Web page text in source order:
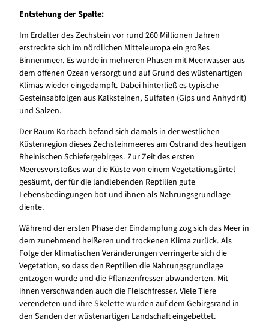
Entstehung der Spalte:
Im Erdalter des Zechstein vor rund 260 Millionen Jahren
erstreckte sich im nördlichen Mitteleuropa ein großes
Binnenmeer. Es wurde in mehreren Phasen mit Meerwasser aus
dem offenen Ozean versorgt und auf Grund des wüstenartigen
Klimas wieder eingedampft. Dabei hinterließ es typische
Gesteinsabfolgen aus Kalksteinen, Sulfaten (Gips und Anhydrit)
und Salzen.
Der Raum Korbach befand sich damals in der westlichen
Küstenregion dieses Zechsteinmeeres am Ostrand des heutigen
Rheinischen Schiefergebirges. Zur Zeit des ersten
Meeresvorstoßes war die Küste von einem Vegetationsgürtel
gesäumt, der für die landlebenden Reptilien gute
Lebensbedingungen bot und ihnen als Nahrungsgrundlage
diente.
Während der ersten Phase der Eindampfung zog sich das Meer in
dem zunehmend heißeren und trockenen Klima zurück. Als
Folge der klimatischen Veränderungen verringerte sich die
Vegetation, so dass den Reptilien die Nahrungsgrundlage
entzogen wurde und die Pflanzenfresser abwanderten. Mit
ihnen verschwanden auch die Fleischfresser. Viele Tiere
verendeten und ihre Skelette wurden auf dem Gebirgsrand in
den Sanden der wüstenartigen Landschaft eingebettet.